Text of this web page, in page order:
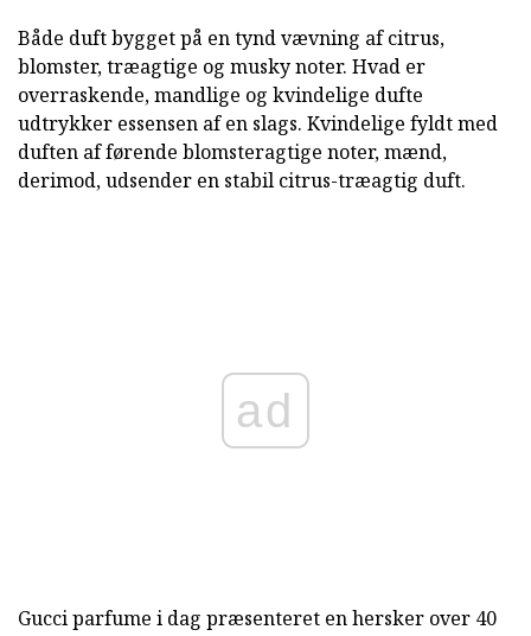
Både duft bygget på en tynd vævning af citrus,
blomster, træagtige og musky noter. Hvad er
overraskende, mandlige og kvindelige dufte
udtrykker essensen af en slags. Kvindelige fyldt med
duften af førende blomsteragtige noter, mænd,
derimod, udsender en stabil citrus-træagtig duft.
ad
Gucci parfume i dag præsenteret en hersker over 40